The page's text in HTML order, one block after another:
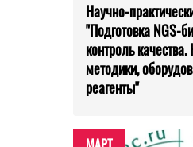
Научно-
"Подготовка NGS-
контроль
методики,
реагенты"